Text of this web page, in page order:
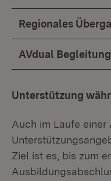
Regionales
AVdual
Unterstützung
Auch im Laufe
Ziel ist es, bis zum